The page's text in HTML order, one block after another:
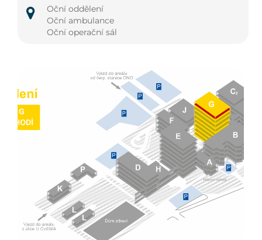
Oční oddělení
Oční ambulance
Oční operační sál